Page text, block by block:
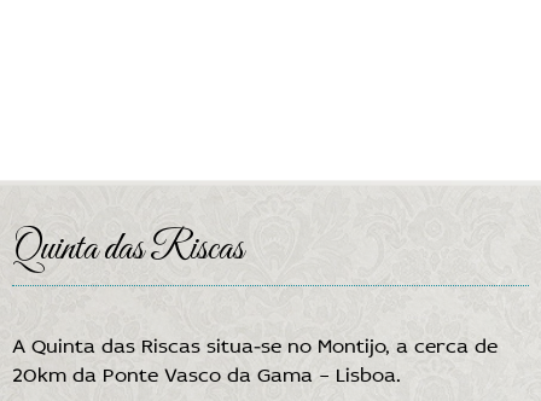
Quinta das Riscas
A Quinta das Riscas situa-se no Montijo, a cerca de
20km da Ponte Vasco da Gama – Lisboa.